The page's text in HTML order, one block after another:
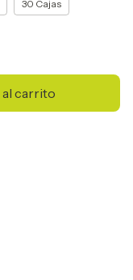
30 Cajas